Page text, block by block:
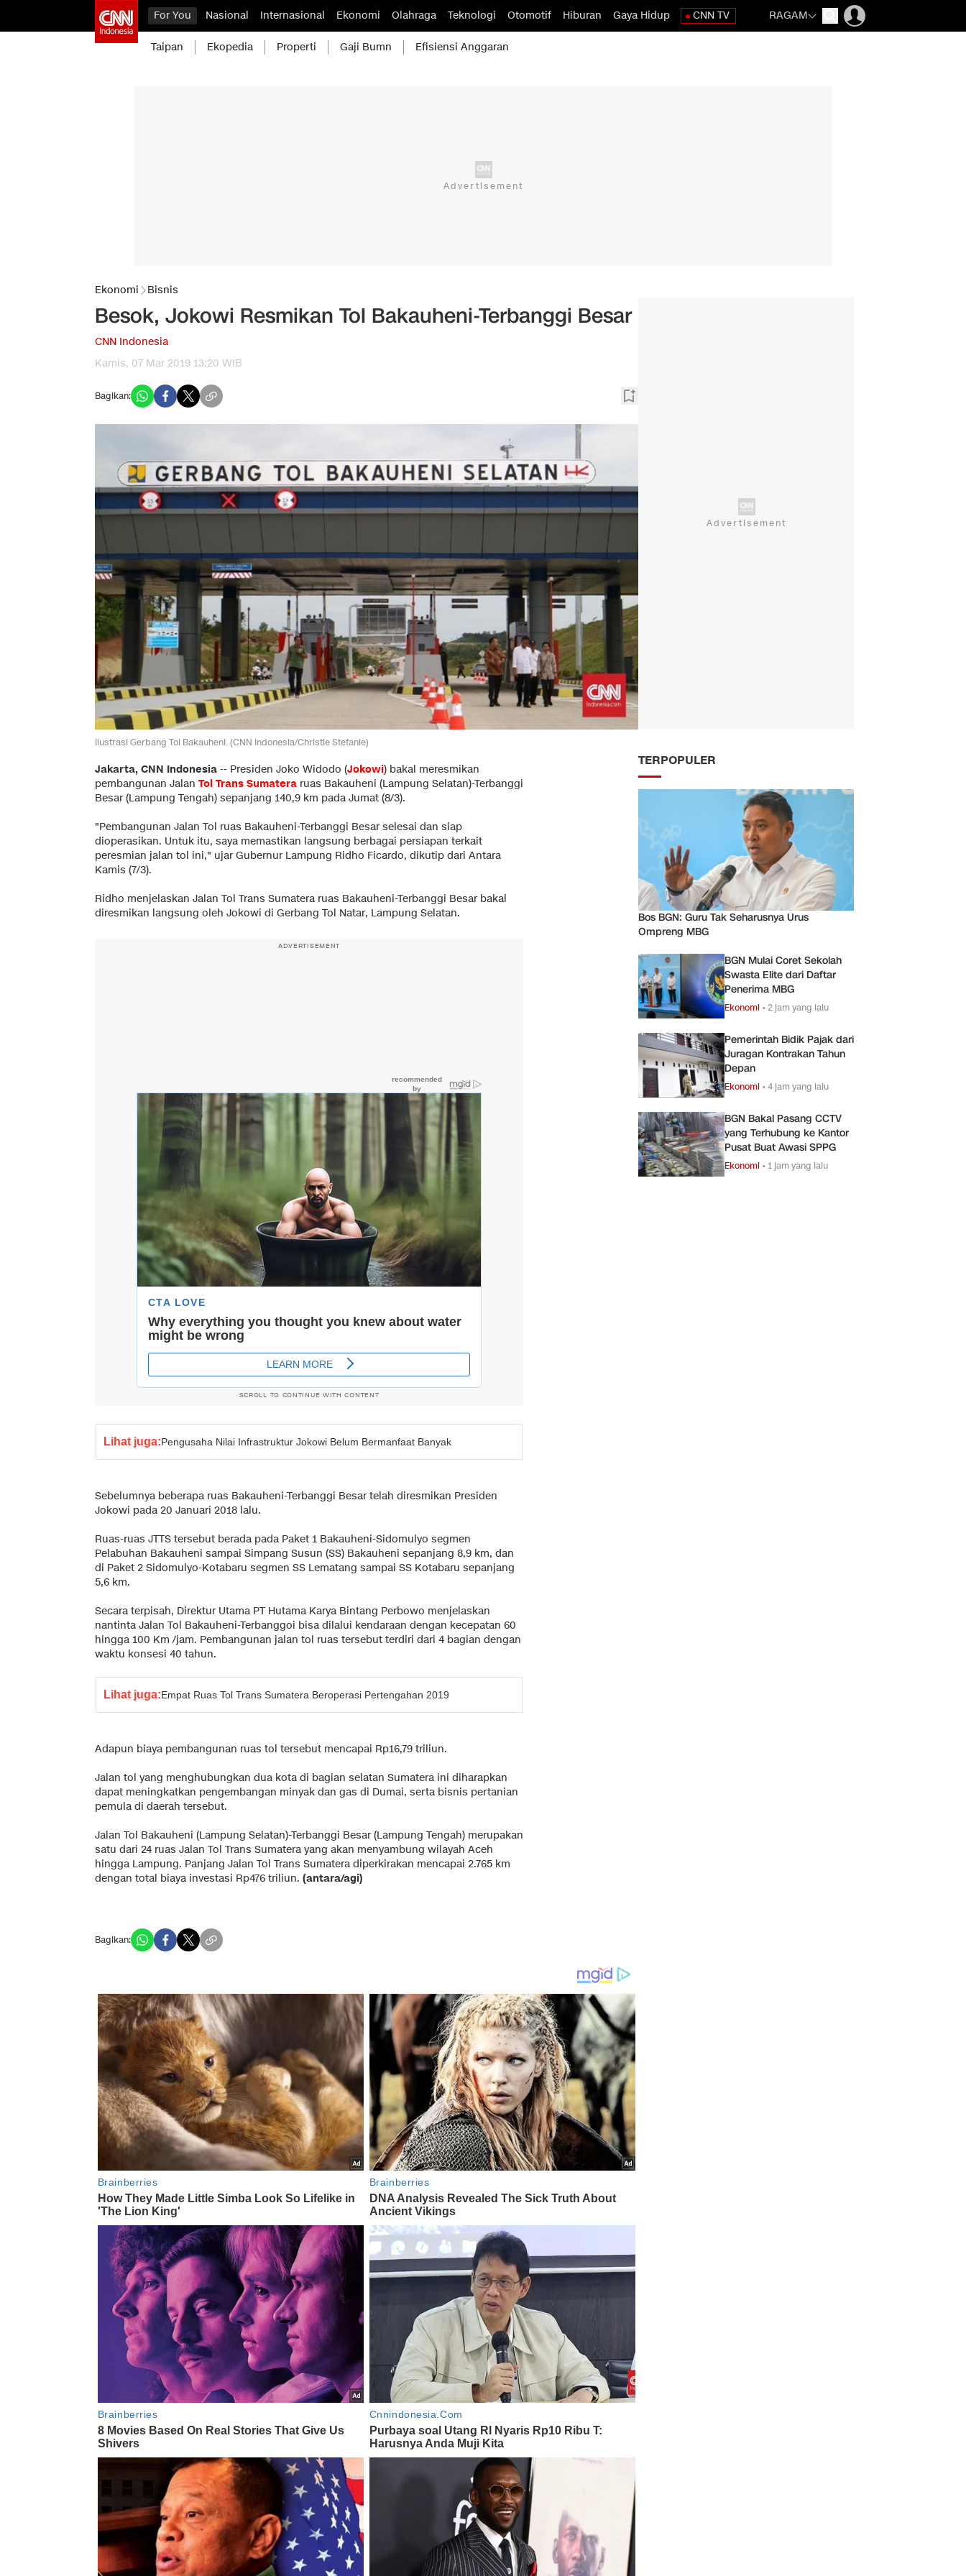
For You Nasional Internasional Ekonomi Olahraga Teknologi Otomotif Hiburan Gaya Hidup CNN TV RAGAM
Taipan Ekopedia Properti Gaji Bumn Efisiensi Anggaran
Ekonomi Bisnis
Besok, Jokowi Resmikan Tol Bakauheni-Terbanggi Besar
CNN Indonesia
Kamis, 07 Mar 2019 13:20 WIB
Bagikan:
Ilustrasi Gerbang Tol Bakauheni. (CNN Indonesia/Christie Stefanie)
Jakarta, CNN Indonesia -- Presiden Joko Widodo (Jokowi) bakal meresmikan
pembangunan Jalan Tol Trans Sumatera ruas Bakauheni (Lampung Selatan)-Terbanggi
Besar (Lampung Tengah) sepanjang 140,9 km pada Jumat (8/3).
"Pembangunan Jalan Tol ruas Bakauheni-Terbanggi Besar selesai dan siap
dioperasikan. Untuk itu, saya memastikan langsung berbagai persiapan terkait
peresmian jalan tol ini," ujar Gubernur Lampung Ridho Ficardo, dikutip dari Antara
Kamis (7/3).
Ridho menjelaskan Jalan Tol Trans Sumatera ruas Bakauheni-Terbanggi Besar bakal
diresmikan langsung oleh Jokowi di Gerbang Tol Natar, Lampung Selatan.
ADVERTISEMENT
SCROLL TO CONTINUE WITH CONTENT
Lihat juga:Pengusaha Nilai Infrastruktur Jokowi Belum Bermanfaat Banyak
Sebelumnya beberapa ruas Bakauheni-Terbanggi Besar telah diresmikan Presiden
Jokowi pada 20 Januari 2018 lalu.
Ruas-ruas JTTS tersebut berada pada Paket 1 Bakauheni-Sidomulyo segmen
Pelabuhan Bakauheni sampai Simpang Susun (SS) Bakauheni sepanjang 8,9 km, dan
di Paket 2 Sidomulyo-Kotabaru segmen SS Lematang sampai SS Kotabaru sepanjang
5,6 km.
Secara terpisah, Direktur Utama PT Hutama Karya Bintang Perbowo menjelaskan
nantinta Jalan Tol Bakauheni-Terbanggoi bisa dilalui kendaraan dengan kecepatan 60
hingga 100 Km /jam. Pembangunan jalan tol ruas tersebut terdiri dari 4 bagian dengan
waktu konsesi 40 tahun.
Lihat juga:Empat Ruas Tol Trans Sumatera Beroperasi Pertengahan 2019
Adapun biaya pembangunan ruas tol tersebut mencapai Rp16,79 triliun.
Jalan tol yang menghubungkan dua kota di bagian selatan Sumatera ini diharapkan
dapat meningkatkan pengembangan minyak dan gas di Dumai, serta bisnis pertanian
pemula di daerah tersebut.
Jalan Tol Bakauheni (Lampung Selatan)-Terbanggi Besar (Lampung Tengah) merupakan
satu dari 24 ruas Jalan Tol Trans Sumatera yang akan menyambung wilayah Aceh
hingga Lampung. Panjang Jalan Tol Trans Sumatera diperkirakan mencapai 2.765 km
dengan total biaya investasi Rp476 triliun. (antara/agi)
Bagikan:
TERPOPULER
Bos BGN: Guru Tak Seharusnya Urus
Ompreng MBG
BGN Mulai Coret Sekolah
Swasta Elite dari Daftar
Penerima MBG
Ekonomi •2 jam yang lalu
Pemerintah Bidik Pajak dari
Juragan Kontrakan Tahun
Depan
Ekonomi •4 jam yang lalu
BGN Bakal Pasang CCTV
yang Terhubung ke Kantor
Pusat Buat Awasi SPPG
Ekonomi •1 jam yang lalu